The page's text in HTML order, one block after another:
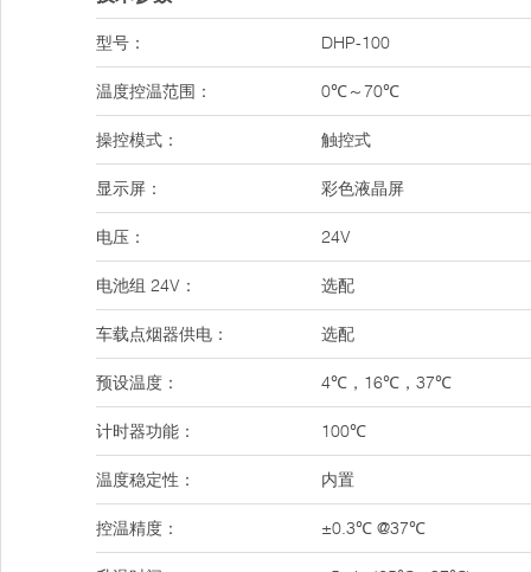
型号： DHP-100
温度控温范围： 0℃～70℃
操控模式： 触控式
显示屏： 彩色液晶屏
电压： 24V
电池组 24V： 选配
车载点烟器供电： 选配
预设温度： 4℃，16℃，37℃
计时器功能： 100℃
温度稳定性： 内置
控温精度： ±0.3℃ @37℃